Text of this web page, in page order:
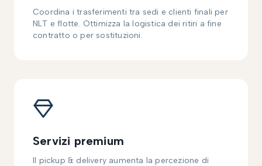
Coordina i trasferimenti tra sedi e clienti finali per
NLT e flotte. Ottimizza la logistica dei ritiri a fine
contratto o per sostituzioni.
Servizi premium
Il pickup & delivery aumenta la percezione di